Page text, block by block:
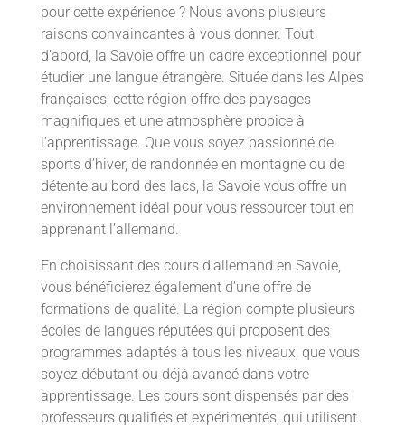
pour cette expérience ? Nous avons plusieurs
raisons convaincantes à vous donner. Tout
d’abord, la Savoie offre un cadre exceptionnel pour
étudier une langue étrangère. Située dans les Alpes
françaises, cette région offre des paysages
magnifiques et une atmosphère propice à
l’apprentissage. Que vous soyez passionné de
sports d’hiver, de randonnée en montagne ou de
détente au bord des lacs, la Savoie vous offre un
environnement idéal pour vous ressourcer tout en
apprenant l’allemand.
En choisissant des cours d’allemand en Savoie,
vous bénéficierez également d’une offre de
formations de qualité. La région compte plusieurs
écoles de langues réputées qui proposent des
programmes adaptés à tous les niveaux, que vous
soyez débutant ou déjà avancé dans votre
apprentissage. Les cours sont dispensés par des
professeurs qualifiés et expérimentés, qui utilisent